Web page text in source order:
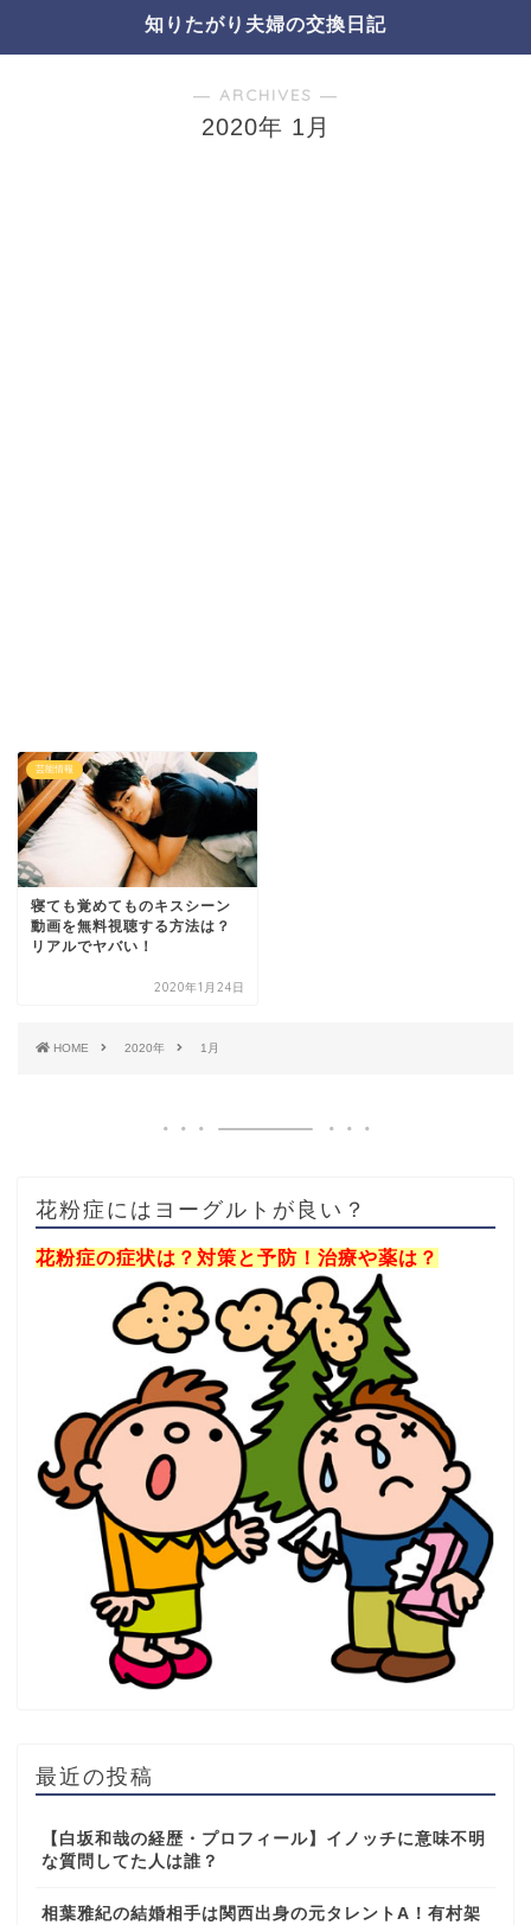
知りたがり夫婦の交換日記
― ARCHIVES ―
2020年 1月
芸能情報
寝ても覚めてものキスシーン
動画を無料視聴する方法は？
リアルでヤバい！
2020年1月24日
HOME 2020年 1月
花粉症にはヨーグルトが良い？
花粉症の症状は？対策と予防！治療や薬は？
最近の投稿
【白坂和哉の経歴・プロフィール】イノッチに意味不明
な質問してた人は誰？
相葉雅紀の結婚相手は関西出身の元タレントA！有村架